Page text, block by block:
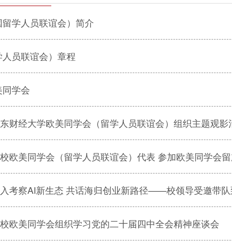
学人员联谊会）简介
员联谊会）章程
学会
财经大学欧美同学会（留学人员联谊会）组织主题观影
欧美同学会（留学人员联谊会）代表 参加欧美同学会
欧美同学会组织学习党的二十届四中全会精神座谈会